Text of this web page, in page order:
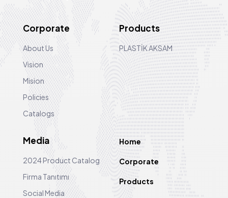
Corporate
About Us
Vision
Mision
Policies
Catalogs
Products
PLASTİK AKSAM
Media
2024 Product Catalog
Firma Tanıtımı
Social Media
Home
Corporate
Products